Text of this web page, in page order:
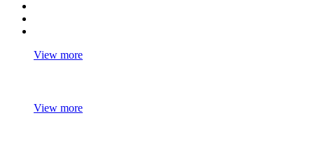
View more
View more